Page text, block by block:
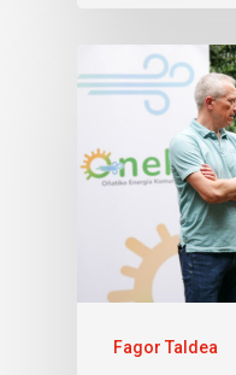
Fagor Taldea